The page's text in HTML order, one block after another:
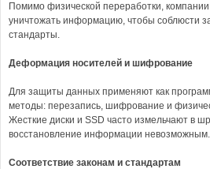
Помимо физической переработки,
уничтожать информацию, чтобы соблюсти
стандарты.
Деформация носителей и шифрование
Для защиты данных применяют как
методы: перезапись, шифрование и
Жесткие диски и SSD часто измельчают в
восстановление информации невозможным.
Соответствие законам и стандартам